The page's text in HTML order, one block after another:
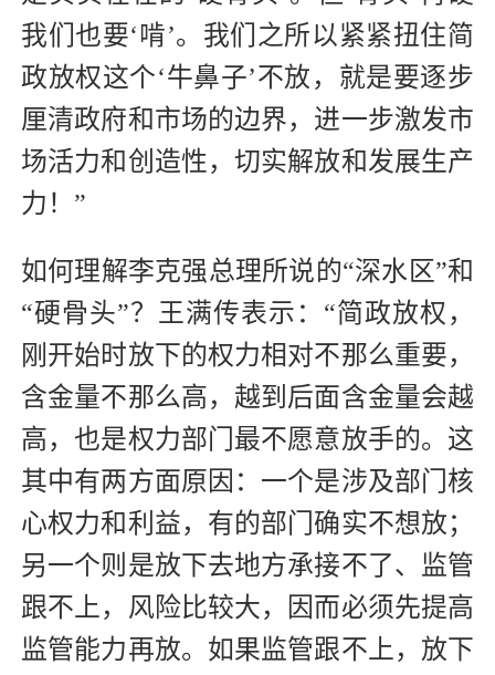
我们也要‘啃’。我们之所以紧紧扭住简
政放权这个‘牛鼻子’不放，就是要逐步
厘清政府和市场的边界，进一步激发市
场活力和创造性，切实解放和发展生产
力！”
如何理解李克强总理所说的“深水区”和
“硬骨头”？王满传表示：“简政放权，
刚开始时放下的权力相对不那么重要，
含金量不那么高，越到后面含金量会越
高，也是权力部门最不愿意放手的。这
其中有两方面原因：一个是涉及部门核
心权力和利益，有的部门确实不想放；
另一个则是放下去地方承接不了、监管
跟不上，风险比较大，因而必须先提高
监管能力再放。如果监管跟不上，放下